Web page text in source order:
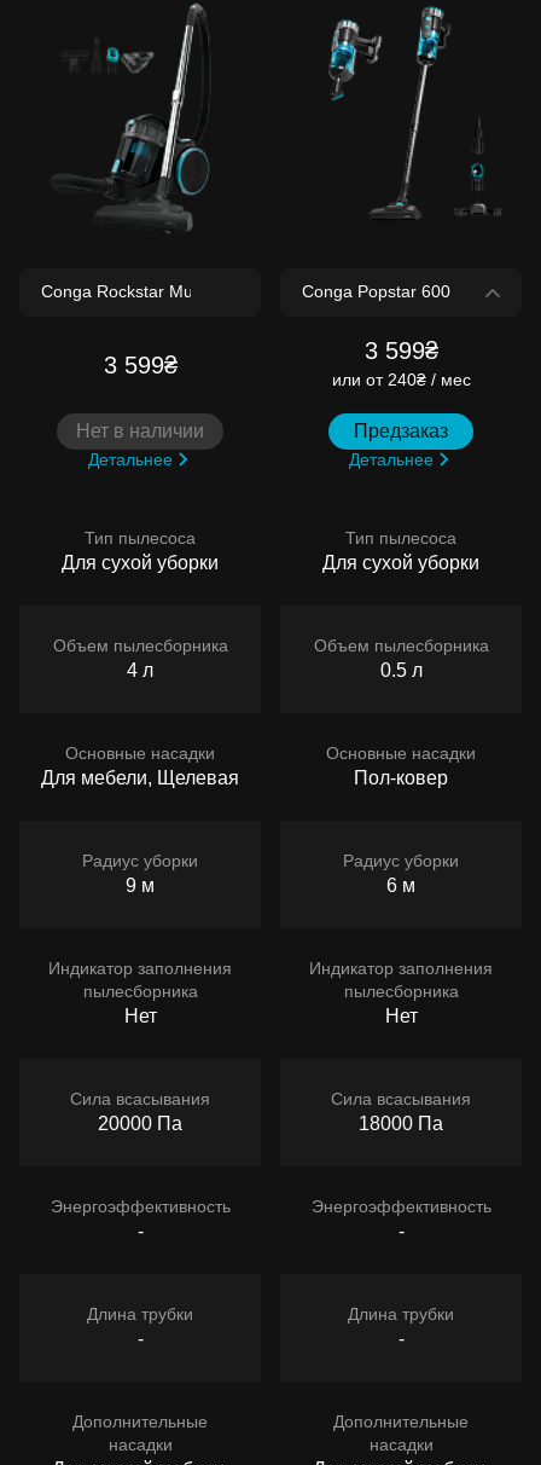
3 599₴
Нет в наличии
Детальнее
Тип пылесоса
Для сухой уборки
Объем пылесборника
4 л
Основные насадки
Для мебели, Щелевая
Радиус уборки
9 м
Индикатор заполнения
пылесборника
Нет
Сила всасывания
20000 Па
Энергоэффективность
-
Длина трубки
-
Дополнительные
насадки
3 599₴
или от 240₴ / мес
Предзаказ
Детальнее
Тип пылесоса
Для сухой уборки
Объем пылесборника
0.5 л
Основные насадки
Пол-ковер
Радиус уборки
6 м
Индикатор заполнения
пылесборника
Нет
Сила всасывания
18000 Па
Энергоэффективность
-
Длина трубки
-
Дополнительные
насадки